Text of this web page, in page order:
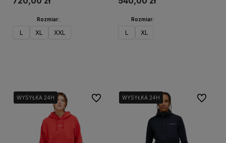
Rozmiar:
L XL XXL
Rozmiar:
L XL
WYSYŁKA 24H
WYSYŁKA 24H
WYSYŁKA 24H
WYSYŁKA 24H Do ulubionychWYSYŁKA 24H
WYSYŁKA 24H
WYSYŁKA 24H
WYSYŁKA 24H Do